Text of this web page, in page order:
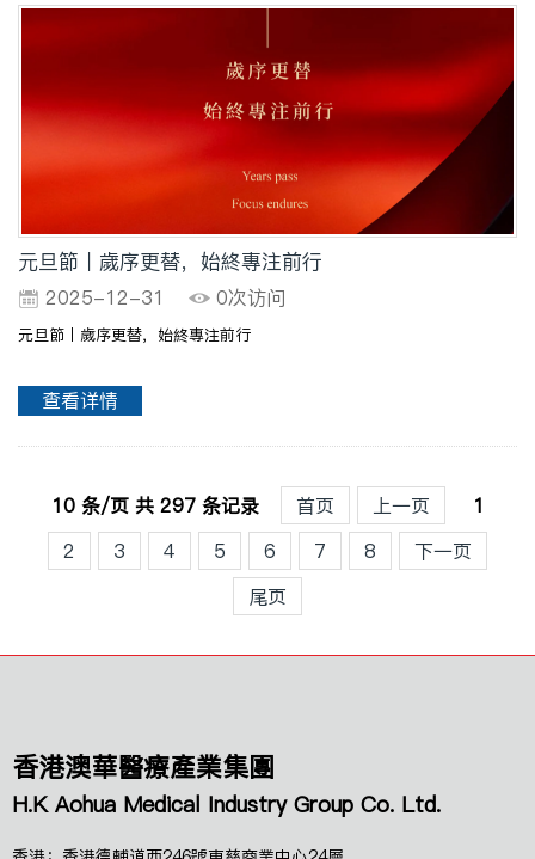
元旦節丨歲序更替，始終專注前行
2025-12-31 0次访问
元旦節丨歲序更替，始終專注前行
查看详情
10 条/页 共 297 条记录 首页 上一页
1
2
3 4 5 6 7 8
下一页
尾页
香港澳華醫療產業集團
H.K Aohua Medical Industry Group Co. Ltd.